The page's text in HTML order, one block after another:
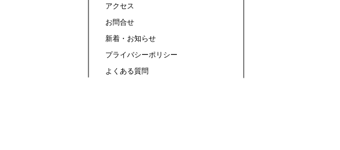
アクセス
お問合せ
新着・お知らせ
プライバシーポリシー
よくある質問